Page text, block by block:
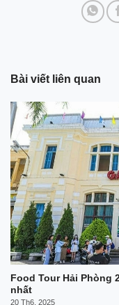
Bài viết liên quan
Food Tour Hải Phòng
nhất
20 Th6, 2025